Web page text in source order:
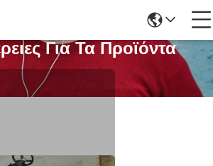
Για Τα Προϊόντα